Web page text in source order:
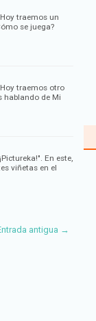
traemos un
se juega?
traemos otro
hablando de Mi
En este,
viñetas en el
antigua →